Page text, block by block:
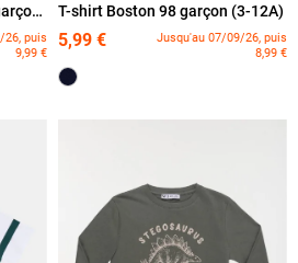
26, puis
9,99 €
T-shirt Boston 98 garçon (3-12A)
5,99 €
Jusqu'au 07/09/26, puis
8,99 €